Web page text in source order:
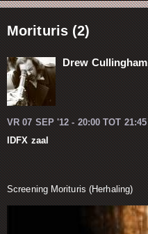
Morituris (2)
Drew Cullingham
VR 07 SEP '12 - 20:00 TOT 21:45
IDFX zaal
Screening Morituris (Herhaling)